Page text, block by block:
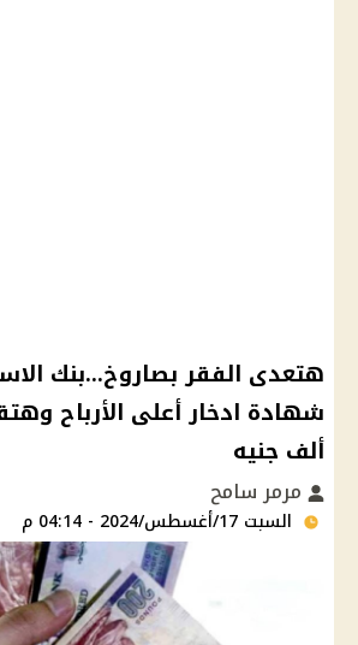
هتعدى الفقر بصاروخ...بنك
ألف جنيه
مرمر سامح
السبت 17/أغسطس/2024 - 04:14 م